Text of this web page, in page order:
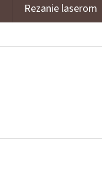
Rezanie laserom